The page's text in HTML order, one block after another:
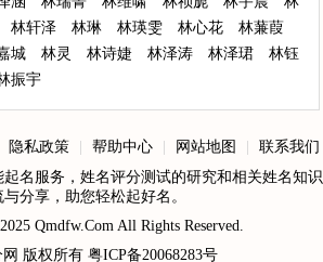
林轩泽 林琳 林瑛雯 林心花
林蒹葭
城 林灵 林诗婕 林泽涛 林泽珺
林钰
振宇
隐私政策 帮助中心 网站地图
联系我们
名服务，姓名评分测试的研究和相关姓名知识
与分享，助您轻松起好名。
Qmdfw.ComAll Rights Reserved.
版权所有 粤ICP备20068283号